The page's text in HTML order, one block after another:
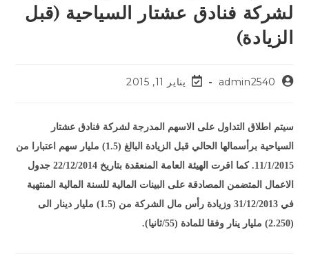
لشركة فنادق عشتار السياحية (قبل
الزيادة)
admin2540 يناير 11, 2015
سيتم اطلاق التداول على الاسهم المدرجة لشركة فنادق عشتار
السياحية برأسمالها الحالي قبل الزيادة البالغ (1.5) مليار سهم اعتبارا من
11/1/2015. كما اقرت الهيئة العامة المنعقدة بتاريخ 22/12/2014 جدول
الاعمال المتضمن المصادقة على البينات المالية للسنة المالية المنتهية
في 31/12/2013 وزيادة رأس مال الشركة من (1.5) مليار دينار الى
(2.250) مليار ينار وفقا للمادة (55/ثانيا).